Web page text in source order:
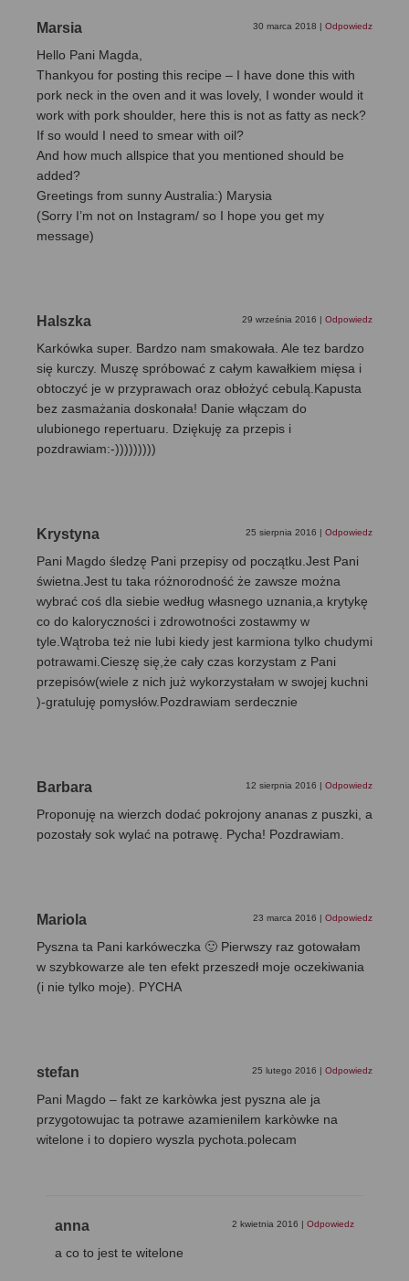
Marsia 30 marca 2018 | Odpowiedz
Hello Pani Magda,
Thankyou for posting this recipe – I have done this with
pork neck in the oven and it was lovely, I wonder would it
work with pork shoulder, here this is not as fatty as neck?
If so would I need to smear with oil?
And how much allspice that you mentioned should be
added?
Greetings from sunny Australia:) Marysia
(Sorry I’m not on Instagram/ so I hope you get my
message)
Halszka 29 września 2016 | Odpowiedz
Karkówka super. Bardzo nam smakowała. Ale tez bardzo
się kurczy. Muszę spróbować z całym kawałkiem mięsa i
obtoczyć je w przyprawach oraz obłożyć cebulą.Kapusta
bez zasmażania doskonała! Danie włączam do
ulubionego repertuaru. Dziękuję za przepis i
pozdrawiam:-)))))))))
Krystyna 25 sierpnia 2016 | Odpowiedz
Pani Magdo śledzę Pani przepisy od początku.Jest Pani
świetna.Jest tu taka różnorodność że zawsze można
wybrać coś dla siebie według własnego uznania,a krytykę
co do kaloryczności i zdrowotności zostawmy w
tyle.Wątroba też nie lubi kiedy jest karmiona tylko chudymi
potrawami.Cieszę się,że cały czas korzystam z Pani
przepisów(wiele z nich już wykorzystałam w swojej kuchni
)-gratuluję pomysłów.Pozdrawiam serdecznie
Barbara 12 sierpnia 2016 | Odpowiedz
Proponuję na wierzch dodać pokrojony ananas z puszki, a
pozostały sok wylać na potrawę. Pycha! Pozdrawiam.
Mariola 23 marca 2016 | Odpowiedz
Pyszna ta Pani karkóweczka 🙂 Pierwszy raz gotowałam
w szybkowarze ale ten efekt przeszedł moje oczekiwania
(i nie tylko moje). PYCHA
stefan 25 lutego 2016 | Odpowiedz
Pani Magdo – fakt ze karkòwka jest pyszna ale ja
przygotowujac ta potrawe azamienilem karkòwke na
witelone i to dopiero wyszla pychota.polecam
anna 2 kwietnia 2016 | Odpowiedz
a co to jest te witelone